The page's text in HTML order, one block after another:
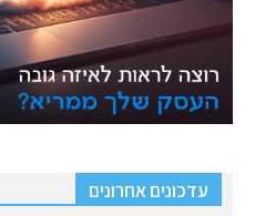
עדכונים אחרונים